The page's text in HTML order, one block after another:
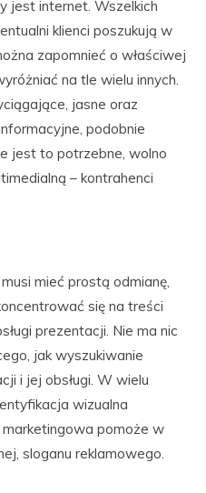
jest internet. Wszelkich
klienci poszukują w
zapomnieć o właściwej
na tle wielu innych.
jasne oraz
podobnie
jest to potrzebne, wolno
– kontrahenci
mieć prostą odmianę,
się na treści
prezentacji. Nie ma nic
jak wyszukiwanie
i jej obsługi. W wielu
wizualna
pomoże w
sloganu reklamowego.